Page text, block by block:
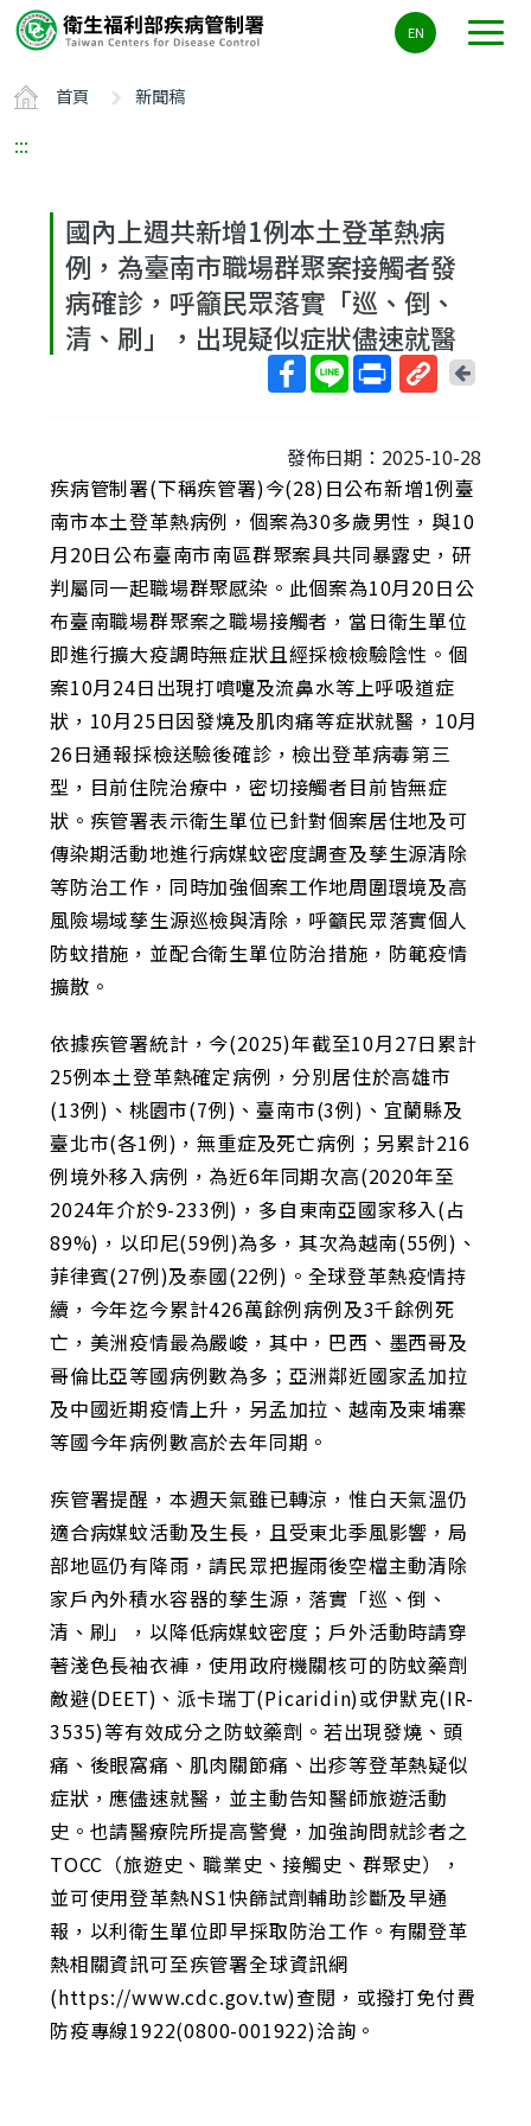
要
容
ALT+C
EN
首頁 新聞稿
:::
國內上週共新增1例本土登革熱病
例，為臺南市職場群聚案接觸者發
病確診，呼籲民眾落實「巡、倒、
清、刷」，出現疑似症狀儘速就醫
短
網
址
回
頁
發佈日期：2025-10-28
疾病管制署(下稱疾管署)今(28)日公布新增1例臺
南市本土登革熱病例，個案為30多歲男性，與10
月20日公布臺南市南區群聚案具共同暴露史，研
判屬同一起職場群聚感染。此個案為10月20日公
布臺南職場群聚案之職場接觸者，當日衛生單位
即進行擴大疫調時無症狀且經採檢檢驗陰性。個
案10月24日出現打噴嚏及流鼻水等上呼吸道症
狀，10月25日因發燒及肌肉痛等症狀就醫，10月
26日通報採檢送驗後確診，檢出登革病毒第三
型，目前住院治療中，密切接觸者目前皆無症
狀。疾管署表示衛生單位已針對個案居住地及可
傳染期活動地進行病媒蚊密度調查及孳生源清除
等防治工作，同時加強個案工作地周圍環境及高
風險場域孳生源巡檢與清除，呼籲民眾落實個人
防蚊措施，並配合衛生單位防治措施，防範疫情
擴散。
依據疾管署統計，今(2025)年截至10月27日累計
25例本土登革熱確定病例，分別居住於高雄市
(13例)、桃園市(7例)、臺南市(3例)、宜蘭縣及
臺北市(各1例)，無重症及死亡病例；另累計216
例境外移入病例，為近6年同期次高(2020年至
2024年介於9-233例)，多自東南亞國家移入(占
89%)，以印尼(59例)為多，其次為越南(55例)、
菲律賓(27例)及泰國(22例)。全球登革熱疫情持
續，今年迄今累計426萬餘例病例及3千餘例死
亡，美洲疫情最為嚴峻，其中，巴西、墨西哥及
哥倫比亞等國病例數為多；亞洲鄰近國家孟加拉
及中國近期疫情上升，另孟加拉、越南及柬埔寨
等國今年病例數高於去年同期。
疾管署提醒，本週天氣雖已轉涼，惟白天氣溫仍
適合病媒蚊活動及生長，且受東北季風影響，局
部地區仍有降雨，請民眾把握雨後空檔主動清除
家戶內外積水容器的孳生源，落實「巡、倒、
清、刷」，以降低病媒蚊密度；戶外活動時請穿
著淺色長袖衣褲，使用政府機關核可的防蚊藥劑
敵避(DEET)、派卡瑞丁(Picaridin)或伊默克(IR-
3535)等有效成分之防蚊藥劑。若出現發燒、頭
痛、後眼窩痛、肌肉關節痛、出疹等登革熱疑似
症狀，應儘速就醫，並主動告知醫師旅遊活動
史。也請醫療院所提高警覺，加強詢問就診者之
TOCC（旅遊史、職業史、接觸史、群聚史），
並可使用登革熱NS1快篩試劑輔助診斷及早通
報，以利衛生單位即早採取防治工作。有關登革
熱相關資訊可至疾管署全球資訊網
(https://www.cdc.gov.tw)查閱，或撥打免付費
防疫專線1922(0800-001922)洽詢。